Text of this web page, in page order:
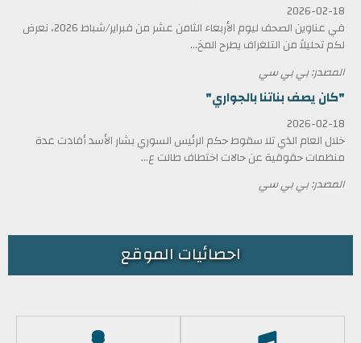
2026-02-18
في عناوين الصحف ليوم الأربعاء الثامن عشر من فبراير/شباط 2026، نعرض
لكم تحليلاً من التلغراف يطرح المخ...
المصدر: بي بي سي
"كان يصف بناتنا بالجواري"
2026-02-18
خلال العام الذي تلا سقوط حكم الرئيس السوري بشار الأسد أفادت عدة
منظمات حقوقية عن حالات اختطاف طالت ع...
المصدر: بي بي سي
احصائيات الموقع